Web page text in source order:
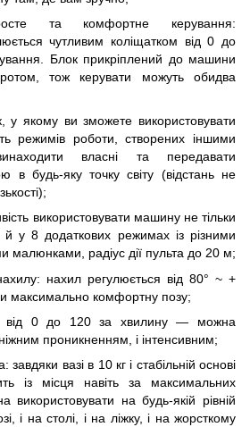
та комфортне керування:
чутливим коліщатком від 0 до
Блок прикріплений до машини
тож керувати можуть обидва
у якому ви зможете використовувати
режимів роботи, створених іншими
власні та передавати
в будь-яку точку світу (відстань не
використовувати машину не тільки
й у 8 додаткових режимах із різними
малюнками, радіус дії пульта до 20 м;
нахил регулюється від 80° ~ +
максимально комфортну позу;
від 0 до 120 за хвилину — можна
проникненням, і інтенсивним;
завдяки вазі в 10 кг і стабільній основі
із місця навіть за максимальних
використовувати на будь-якій рівній
і на столі, і на ліжку, і на жорсткому